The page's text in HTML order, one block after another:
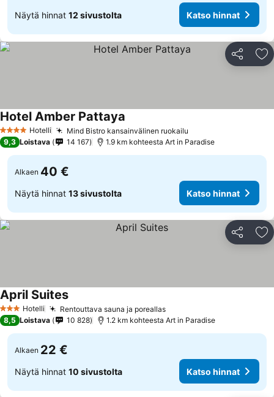
Näytä hinnat 12 sivustolta Katso hinnat
Jaa
4 Tähtiluokitus
Hotelli Mind Bistro kansainvälinen ruokailu
Hotel Amber Pattaya
9,3 Loistava 14 167 1.9 km kohteesta Art in Paradise
Alkaen 40 €
Näytä hinnat 13 sivustolta Katso hinnat
Jaa
3 Tähtiluokitus
Hotelli Rentouttava sauna ja poreallas
April Suites
8,5 Loistava 10 828 1.2 km kohteesta Art in Paradise
Alkaen 22 €
Näytä hinnat 10 sivustolta Katso hinnat